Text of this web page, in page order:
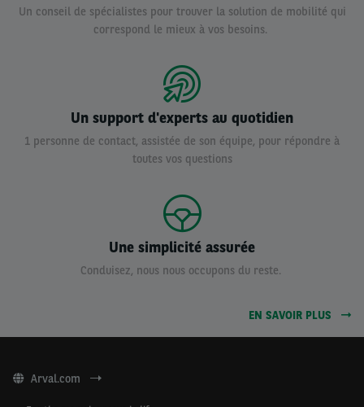
Un conseil de spécialistes pour trouver la solution de mobilité qui
correspond le mieux à vos besoins.
Un support d'experts au quotidien
1 personne de contact, assistée de son équipe, pour répondre à
toutes vos questions
Une simplicité assurée
Conduisez, nous nous occupons du reste.
EN SAVOIR PLUS
Arval.com